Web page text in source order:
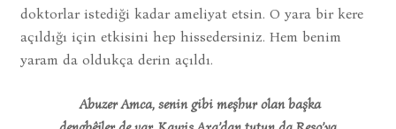
doktorlar istediği kadar ameliyat etsin. O yara bir kere
açıldığı için etkisini hep hissedersiniz. Hem benim
yaram da oldukça derin açıldı.
Abuzer Amca, senin gibi meşhur olan başka